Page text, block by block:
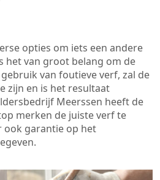
opties om iets een andere
het van groot belang om de
van foutieve verf, zal de
zijn en is het resultaat
Meerssen heeft de
merken de juiste verf te
ook garantie op het